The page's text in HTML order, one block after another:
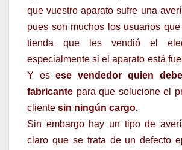
que vuestro aparato sufre una
pues son muchos los usuarios
tienda que les vendió el
especialmente si el aparato está
Y esese vendedor quien
fabricante para que solucione el
cliente sin ningún cargo.
Sin embargo hay un tipo de
claro que se trata de un defecto